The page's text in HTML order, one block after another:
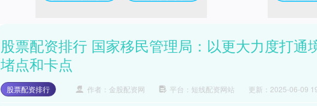
股票配资排行 国家移民管理局：以更大力度打通
堵点和卡点
股票配资排行 作者：金股配资网 平台：短线配资网站 更新：2025-06-09